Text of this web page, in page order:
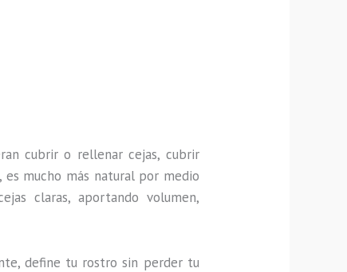
cubrir o rellenar cejas, cubrir
mucho más natural por medio
claras, aportando volumen,
define tu rostro sin perder tu